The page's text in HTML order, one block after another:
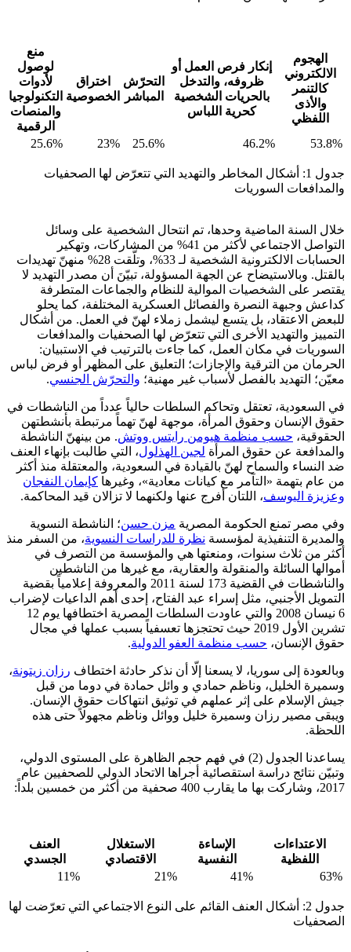
الهجوم
الالكتروني
كالتنمر
والأذى
اللفظي
إنكار فرص العمل أو
ظروفه، والتدخل
بالحريات الشخصية
كحرية اللباس
التحرّش
المباشر
اختراق
الخصوصية
منع
لوصول
لأدوات
التكنولوجيا
والمنصات
الرقمية
53.8%
46.2%
25.6%
23%
25.6%
جدول 1: أشكال المخاطر والتهديد التي تتعرّض لها الصحفيات
والمدافعات السوريات
خلال السنة الماضية وحدها، تم انتحال الشخصية على وسائل
التواصل الاجتماعي لأكثر من 41% من المشاركات، وتهكير
الحسابات الالكترونية الشخصية لـ 33%، وتلّقت 28% منهنّ تهديدات
بالقتل. وبالاستيضاح عن الجهة المسؤولة، تبيّنَ أن مصدر التهديد لا
يقتصر على الشخصيات الموالية للنظام والجماعات المتطرفة
كداعش وجبهة النصرة والفصائل العسكرية المختلفة، كما يحلو
للبعض الاعتقاد، بل يتسع ليشمل زملاء لهنّ في العمل. من أشكال
التمييز والتهديد الأخرى التي تتعرّض لها الصحفيات والمدافعات
السوريات في مكان العمل، كما جاءت بالترتيب في الاستبيان:
الحرمان من الترقية والإجازات؛ التعليق على المظهر أو فرض لباس
معيّن؛ التهديد بالفصل لأسباب غير مهنية؛ والتحرّش الجنسي.
في السعودية، تعتقل وتحاكم السلطات حالياً عدداً من الناشطات في
حقوق الإنسان وحقوق المرأة، موجهة لهنّ تهماً مرتبطة بأنشطتهن
الحقوقية، حسب منظمة هيومن رايتس ووتش. من بينهنّ الناشطة
والمدافعة عن حقوق المرأة لجين الهذلول، التي طالبت بإنهاء العنف
ضد النساء والسماح لهنّ بالقيادة في السعودية، والمعتقلة منذ أكثر
من عام بتهمة «التآمر مع كيانات معادية»، وغيرها كإيمان النفجان
وعزيزة اليوسف، اللتان أفرج عنها ولكنهما لا تزالان قيد المحاكمة.
وفي مصر تمنع الحكومة المصرية مزن حسن؛ الناشطة النسوية
والمديرة التنفيذية لمؤسسة نظرة للدراسات النسوية، من السفر منذ
أكثر من ثلاث سنوات، ومنعتها هي والمؤسسة من التصرف في
أموالها السائلة والمنقولة والعقارية، مع غيرها من الناشطين
والناشطات في القضية 173 لسنة 2011 والمعروفة إعلامياً بقضية
التمويل الأجنبي، مثل إسراء عبد الفتاح، إحدى أهم الداعيات لإضراب
6 نيسان 2008 والتي عاودت السلطات المصرية اختطافها يوم 12
تشرين الأول 2019 حيث تحتجزها تعسفياً بسبب عملها في مجال
حقوق الإنسان، حسب منظمة العفو الدولية.
وبالعودة إلى سوريا، لا يسعنا إلّا أن نذكر حادثة اختطاف رزان زيتونة،
وسميرة الخليل، وناظم حمادي و وائل حمادة في دوما من قبل
جيش الإسلام على إثر عملهم في توثيق انتهاكات حقوق الإنسان.
ويبقى مصير رزان وسميرة خليل ووائل وناظم مجهولاً حتى هذه
اللحظة.
يساعدنا الجدول (2) في فهم حجم الظاهرة على المستوى الدولي،
وتبيّن نتائج دراسة استقصائية أجراها الاتحاد الدولي للصحفيين عام
2017، وشاركت بها ما يقارب 400 صحفية من أكثر من خمسين بلداً:
الاعتداءات
اللفظية
الإساءة
النفسية
الاستغلال
الاقتصادي
العنف
الجسدي
63%
41%
21%
11%
جدول 2: أشكال العنف القائم على النوع الاجتماعي التي تعرّضت لها
الصحفيات